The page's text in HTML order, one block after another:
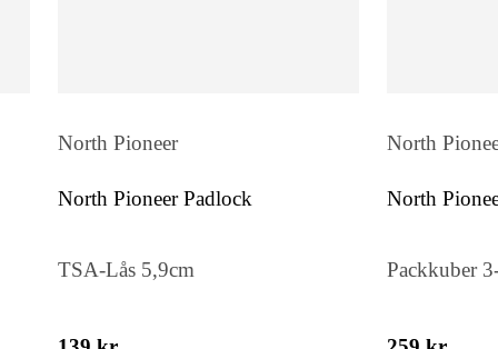
North Pioneer
North Pioneer Padlock
TSA-Lås 5,9cm
North
North
Packkuber